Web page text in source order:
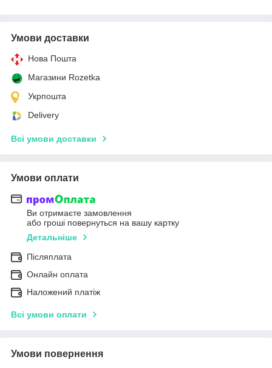
Умови доставки
Нова Пошта
Магазини Rozetka
Укрпошта
Delivery
Всі умови доставки
Умови оплати
Ви отримаєте замовлення
або гроші повернуться на вашу картку
Детальніше
Післяплата
Онлайн оплата
Наложений платіж
Всі умови оплати
Умови повернення